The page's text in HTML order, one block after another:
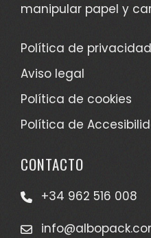
manipular papel y
Política de privacidad
Aviso legal
Política de cookies
Política de
CONTACTO
+34 962 516 008